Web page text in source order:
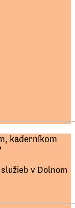
kaderníkom
v Dolnom